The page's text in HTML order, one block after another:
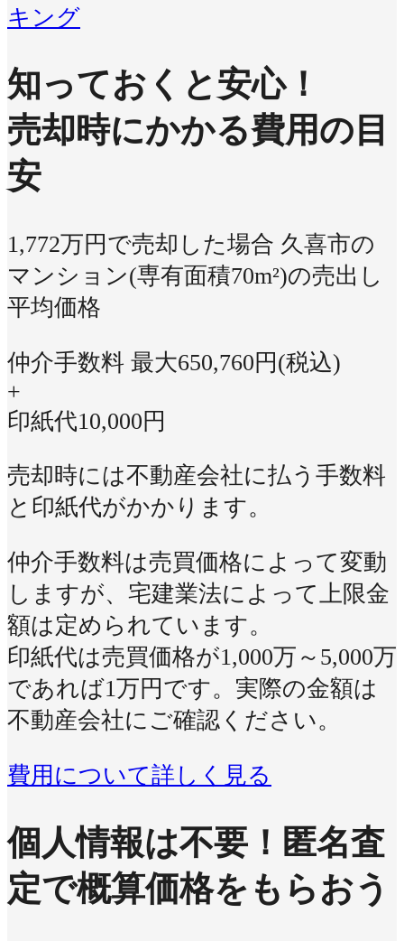
キング
知っておくと安心！
売却時にかかる費用の目
安
1,772万円で売却した場合 久喜市の
マンション(専有面積70m²)の売出し
平均価格
仲介手数料 最大650,760円(税込)
+
印紙代10,000円
売却時には不動産会社に払う手数料
と印紙代がかかります。
仲介手数料は売買価格によって変動
しますが、宅建業法によって上限金
額は定められています。
印紙代は売買価格が1,000万～5,000万
であれば1万円です。実際の金額は
不動産会社にご確認ください。
費用について詳しく見る
個人情報は不要！ 匿名査
定で概算価格をもらおう